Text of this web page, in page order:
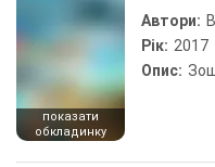
показати
обкладинку
Автори:
Рік: 2017
Опис: